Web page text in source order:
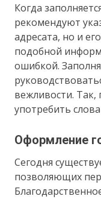
Когда
рекомендуют
адресата, но и
подобной
ошибкой.
вежливости.
употребить
Оформление
Сегодня
позволяющих